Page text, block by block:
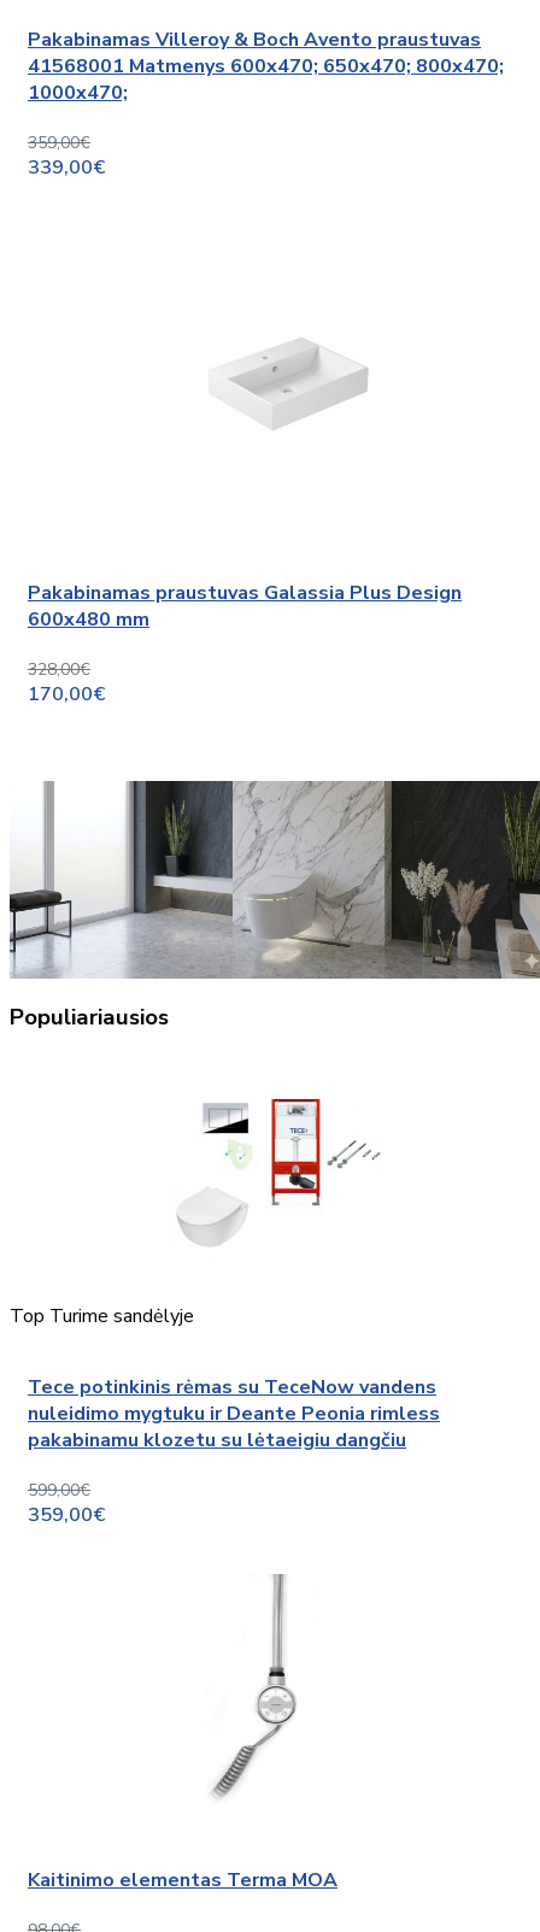
Pakabinamas Villeroy & Boch Avento praustuvas
41568001 Matmenys 600x470; 650x470; 800x470;
1000x470;
359,00€
339,00€
Pakabinamas praustuvas Galassia Plus Design
600x480 mm
328,00€
170,00€
Populiariausios
Top Turime sandėlyje
Tece potinkinis rėmas su TeceNow vandens
nuleidimo mygtuku ir Deante Peonia rimless
pakabinamu klozetu su lėtaeigiu dangčiu
599,00€
359,00€
Kaitinimo elementas Terma MOA